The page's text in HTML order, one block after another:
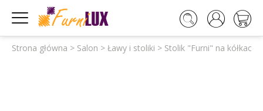
Strona główna > Salon > Ławy i stoliki > Stolik "Furni" na kółkach
   